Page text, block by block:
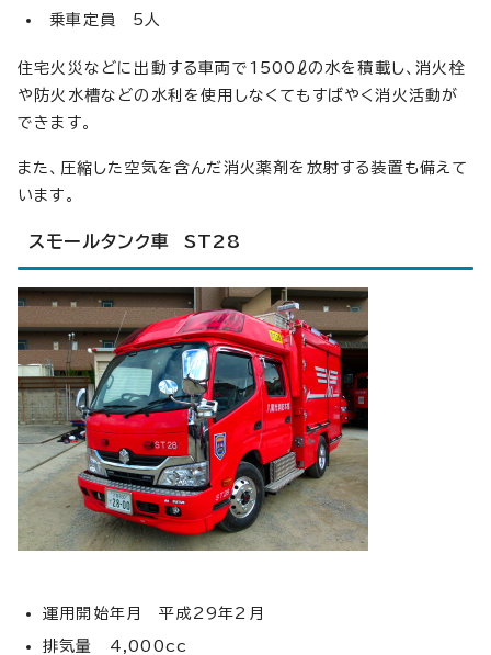
乗車定員 5人
住宅火災などに出動する車両で1500ℓの水を積載し、消火栓
や防火水槽などの水利を使用しなくてもすばやく消火活動が
できます。
また、圧縮した空気を含んだ消火薬剤を放射する装置も備えて
います。
スモールタンク車 ST28
運用開始年月 平成29年2月
排気量 4,000cc